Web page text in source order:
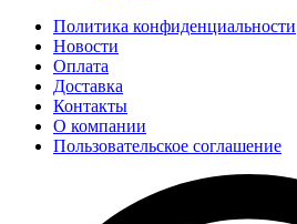
Политика конфиденциальности
Новости
Оплата
Доставка
Контакты
О компании
Пользовательское соглашение